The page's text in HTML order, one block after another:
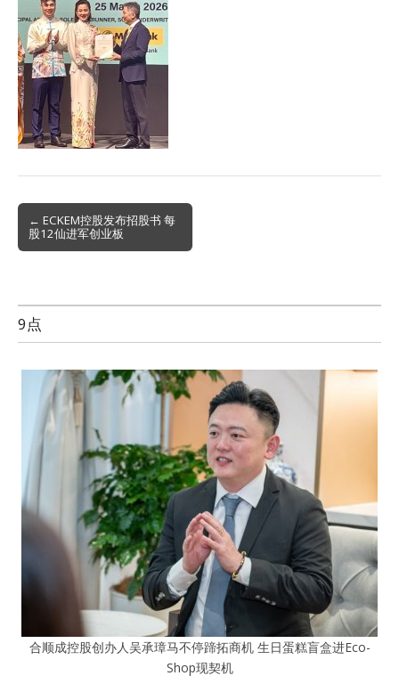
Post
navigation
← ECKEM控股发布招股书 每
股12仙进军创业板
9点
合顺成控股创办人吴承璋马不停蹄拓商机 生日蛋糕盲盒进Eco-
Shop现契机